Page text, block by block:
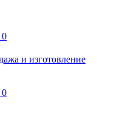
0
0